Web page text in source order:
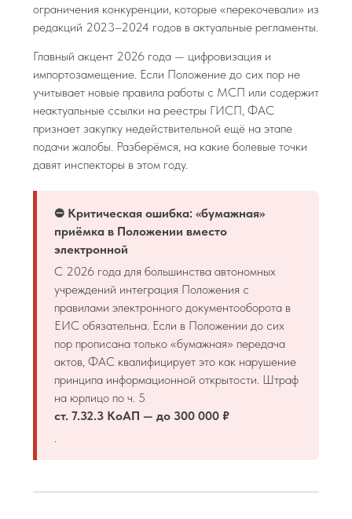
ограничения конкуренции, которые «перекочевали» из
редакций 2023–2024 годов в актуальные регламенты.
Главный акцент 2026 года — цифровизация и
импортозамещение. Если Положение до сих пор не
учитывает новые правила работы с МСП или содержит
неактуальные ссылки на реестры ГИСП, ФАС
признает закупку недействительной ещё на этапе
подачи жалобы. Разберёмся, на какие болевые точки
давят инспекторы в этом году.
⛔ Критическая ошибка: «бумажная»
приёмка в Положении вместо
электронной
С 2026 года для большинства автономных
учреждений интеграция Положения с
правилами электронного документооборота в
ЕИС обязательна. Если в Положении до сих
пор прописана только «бумажная» передача
актов, ФАС квалифицирует это как нарушение
принципа информационной открытости. Штраф
на юрлицо по ч. 5
ст. 7.32.3 КоАП — до 300 000 ₽